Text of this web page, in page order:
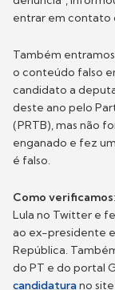
entrar em contato
Também
o conteúdo falso
candidato a
deste ano pelo
(PRTB), mas não
enganado e fez
é falso.
Como verificamos
Lula no Twitter e
ao ex-presidente
República.
do PT e do portal
candidaturano